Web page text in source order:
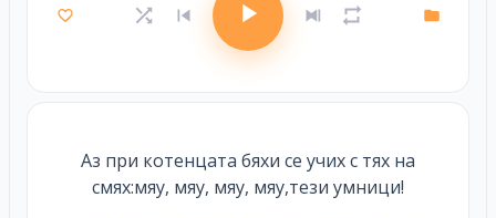
Аз при котенцата бяхи се учих с тях на
смях:мяу, мяу, мяу, мяу,тези умници!